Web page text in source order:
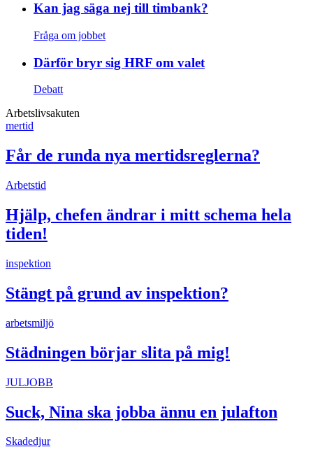
Kan jag säga nej till timbank?
Fråga om jobbet
Därför bryr sig HRF om valet
Debatt
Arbetslivsakuten
mertid
Får de runda nya mertidsreglerna?
Arbetstid
Hjälp, chefen ändrar i mitt schema hela
tiden!
inspektion
Stängt på grund av inspektion?
arbetsmiljö
Städningen börjar slita på mig!
JULJOBB
Suck, Nina ska jobba ännu en julafton
Skadedjur